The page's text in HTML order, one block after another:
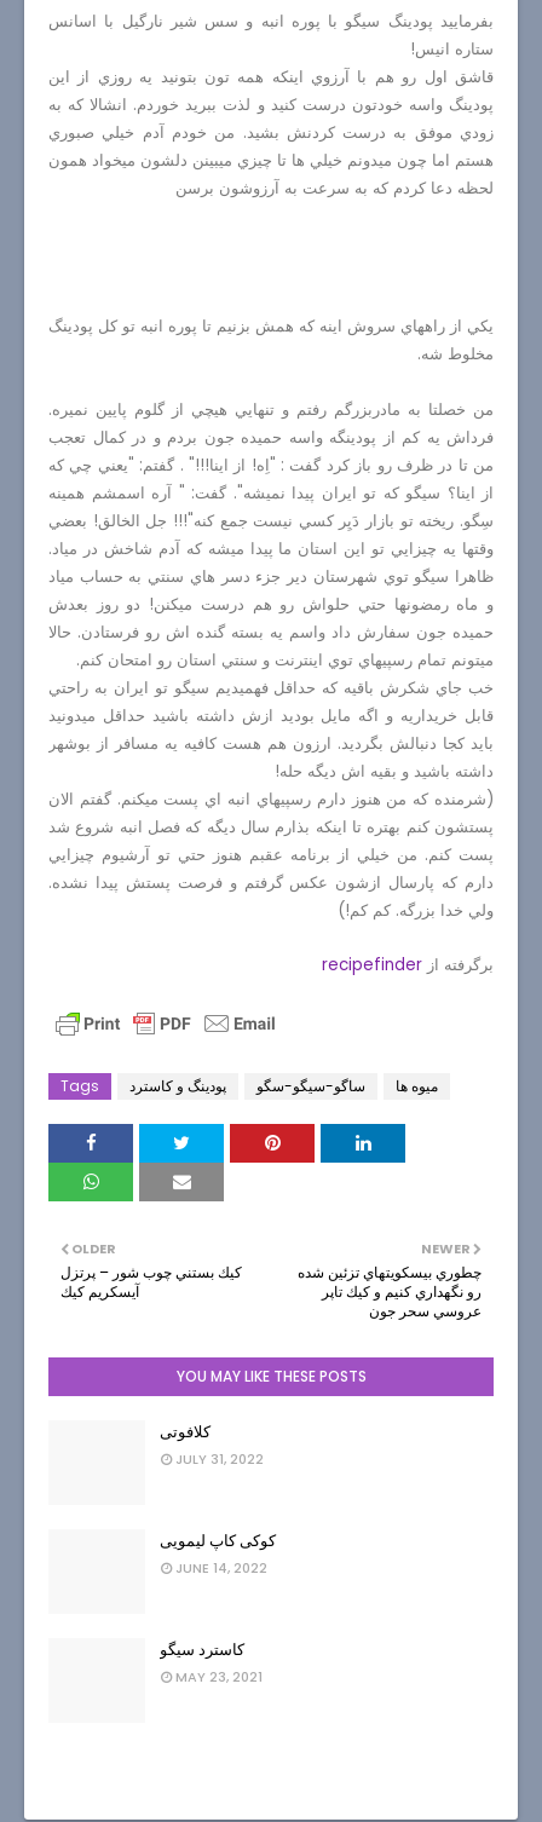
بفرماييد پودينگ سيگو با پوره انبه و سس شير نارگيل با اسانس
ستاره انيس!
قاشق اول رو هم با آرزوي اينكه همه تون بتونيد يه روزي از اين
پودينگ واسه خودتون درست كنيد و لذت ببريد خوردم. انشالا كه به
زودي موفق به درست كردنش بشيد. من خودم آدم خيلي صبوري
هستم اما چون ميدونم خيلي ها تا چيزي ميبينن دلشون ميخواد همون
لحظه دعا كردم كه به سرعت به آرزوشون برسن
يكي از راههاي سروش اينه كه همش بزنيم تا پوره انبه تو كل پودينگ
مخلوط شه.
من خصلتا به مادربزرگم رفتم و تنهايي هيچي از گلوم پايين نميره.
فرداش يه كم از پودينگه واسه حميده جون بردم و در كمال تعجب
من تا در ظرف رو باز كرد گفت : "اِه! از اينا!!!" . گفتم: "يعني چي كه
از اينا؟ سيگو كه تو ايران پيدا نميشه". گفت: " آره اسمشم همينه
سِگو. ريخته تو بازار دَيِر كسي نيست جمع كنه"!!! جل الخالق! بعضي
وقتها يه چيزايي تو اين استان ما پيدا ميشه كه آدم شاخش در مياد.
ظاهرا سيگو توي شهرستان دير جزء دسر هاي سنتي به حساب مياد
و ماه رمضونها حتي حلواش رو هم درست ميكنن! دو روز بعدش
حميده جون سفارش داد واسم يه بسته گنده اش رو فرستادن. حالا
ميتونم تمام رسپيهاي توي اينترنت و سنتي استان رو امتحان كنم.
خب جاي شكرش باقيه كه حداقل فهميديم سيگو تو ايران به راحتي
قابل خريداريه و اگه مايل بوديد ازش داشته باشيد حداقل ميدونيد
بايد كجا دنبالش بگرديد. ارزون هم هست كافيه يه مسافر از بوشهر
داشته باشيد و بقيه اش ديگه حله!
(شرمنده كه من هنوز دارم رسپيهاي انبه اي پست ميكنم. گفتم الان
پستشون كنم بهتره تا اينكه بذارم سال ديگه كه فصل انبه شروع شد
پست كنم. من خيلي از برنامه عقبم هنوز حتي تو آرشيوم چيزايي
دارم كه پارسال ازشون عكس گرفتم و فرصت پستش پيدا نشده.
ولي خدا بزرگه. كم كم!)
برگرفته از recipefinder
Tags پودینگ و کاسترد ساگو-سیگو-سگو میوه ها
NEWER
چطوري بيسكويتهاي تزئين شده
رو نگهداري كنيم و كيك تاپر
عروسي سحر جون
OLDER
كيك بستني چوب شور – پرتزل
آيسكريم كيك
YOU MAY LIKE THESE POSTS
کلافوتی
JULY 31, 2022
کوکی کاپ لیمویی
JUNE 14, 2022
کاسترد سیگو
MAY 23, 2021